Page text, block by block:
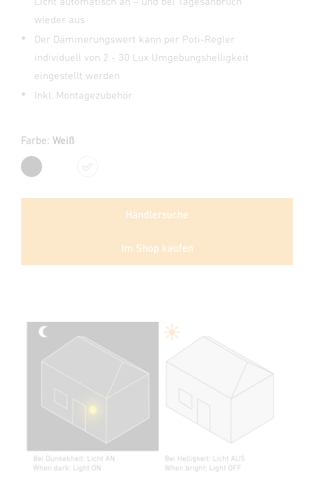
wieder aus
Der Dämmerungswert kann per Poti-Regler
individuell von 2 - 30 Lux Umgebungshelligkeit
eingestellt werden
Inkl. Montagezubehör
Farbe: Weiß
Schwarz
Händlersuche
Im Shop kaufen